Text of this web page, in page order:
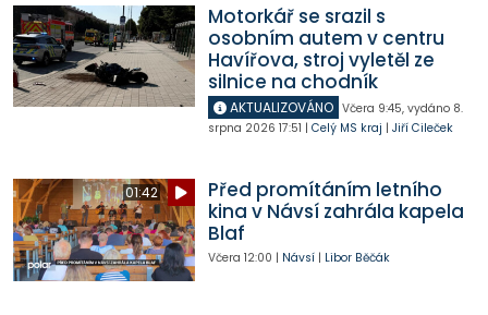
Motorkář se srazil s
osobním autem v centru
Havířova, stroj vyletěl ze
silnice na chodník
AKTUALIZOVÁNO Včera 9:45, vydáno 8.
srpna 2026 17:51 | Celý MS kraj | Jiří Cileček
01:42
Před promítáním letního
kina v Návsí zahrála kapela
Blaf
Včera 12:00 | Návsí| Libor Běčák